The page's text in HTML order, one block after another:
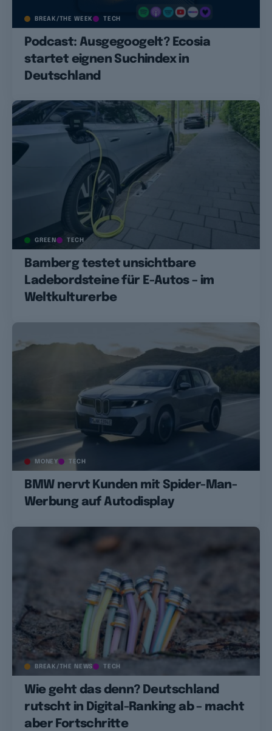
BREAK/THE WEEK TECH
Podcast: Ausgegoogelt? Ecosia
startet eignen Suchindex in
Deutschland
GREEN TECH
Bamberg testet unsichtbare
Ladebordsteine für E-Autos – im
Weltkulturerbe
MONEY TECH
BMW nervt Kunden mit Spider-Man-
Werbung auf Autodisplay
BREAK/THE NEWS TECH
Wie geht das denn? Deutschland
rutscht in Digital-Ranking ab – macht
aber Fortschritte